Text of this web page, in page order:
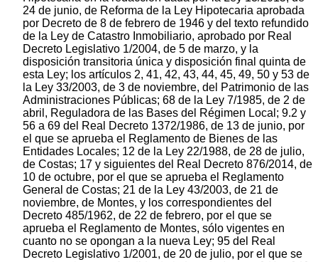
24 de junio, de Reforma de la Ley Hipotecaria aprobada
por Decreto de 8 de febrero de 1946 y del texto refundido
de la Ley de Catastro Inmobiliario, aprobado por Real
Decreto Legislativo 1/2004, de 5 de marzo, y la
disposición transitoria única y disposición final quinta de
esta Ley; los artículos 2, 41, 42, 43, 44, 45, 49, 50 y 53 de
la Ley 33/2003, de 3 de noviembre, del Patrimonio de las
Administraciones Públicas; 68 de la Ley 7/1985, de 2 de
abril, Reguladora de las Bases del Régimen Local; 9.2 y
56 a 69 del Real Decreto 1372/1986, de 13 de junio, por
el que se aprueba el Reglamento de Bienes de las
Entidades Locales; 12 de la Ley 22/1988, de 28 de julio,
de Costas; 17 y siguientes del Real Decreto 876/2014, de
10 de octubre, por el que se aprueba el Reglamento
General de Costas; 21 de la Ley 43/2003, de 21 de
noviembre, de Montes, y los correspondientes del
Decreto 485/1962, de 22 de febrero, por el que se
aprueba el Reglamento de Montes, sólo vigentes en
cuanto no se opongan a la nueva Ley; 95 del Real
Decreto Legislativo 1/2001, de 20 de julio, por el que se